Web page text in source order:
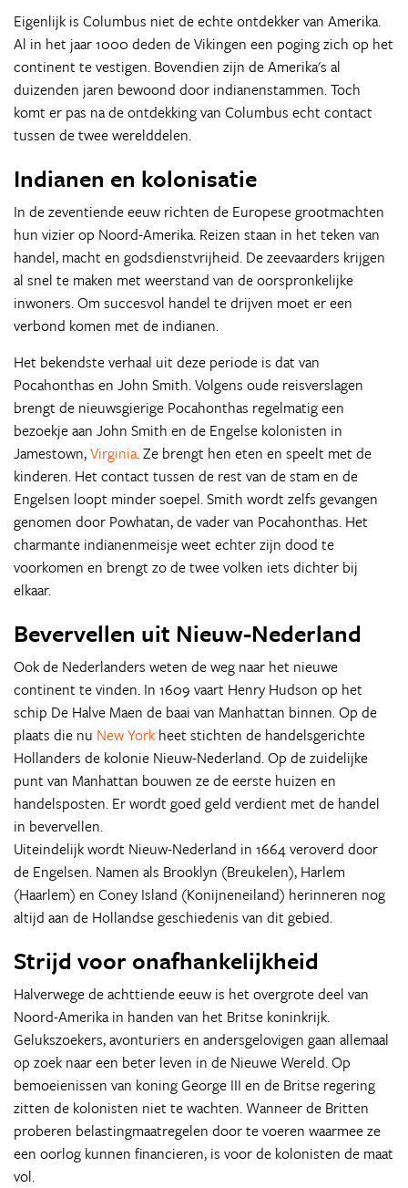
Eigenlijk is Columbus niet de echte ontdekker van Amerika.
Al in het jaar 1000 deden de Vikingen een poging zich op het
continent te vestigen. Bovendien zijn de Amerika's al
duizenden jaren bewoond door indianenstammen. Toch
komt er pas na de ontdekking van Columbus echt contact
tussen de twee werelddelen.
Indianen en kolonisatie
In de zeventiende eeuw richten de Europese grootmachten
hun vizier op Noord-Amerika. Reizen staan in het teken van
handel, macht en godsdienstvrijheid. De zeevaarders krijgen
al snel te maken met weerstand van de oorspronkelijke
inwoners. Om succesvol handel te drijven moet er een
verbond komen met de indianen.
Het bekendste verhaal uit deze periode is dat van
Pocahonthas en John Smith. Volgens oude reisverslagen
brengt de nieuwsgierige Pocahonthas regelmatig een
bezoekje aan John Smith en de Engelse kolonisten in
Jamestown,Virginia. Ze brengt hen eten en speelt met de
kinderen. Het contact tussen de rest van de stam en de
Engelsen loopt minder soepel. Smith wordt zelfs gevangen
genomen door Powhatan, de vader van Pocahonthas. Het
charmante indianenmeisje weet echter zijn dood te
voorkomen en brengt zo de twee volken iets dichter bij
elkaar.
Bevervellen uit Nieuw-Nederland
Ook de Nederlanders weten de weg naar het nieuwe
continent te vinden. In 1609 vaart Henry Hudson op het
schip De Halve Maen de baai van Manhattan binnen. Op de
plaats die nu New York heet stichten de handelsgerichte
Hollanders de kolonie Nieuw-Nederland. Op de zuidelijke
punt van Manhattan bouwen ze de eerste huizen en
handelsposten. Er wordt goed geld verdient met de handel
in bevervellen.
Uiteindelijk wordt Nieuw-Nederland in 1664 veroverd door
de Engelsen. Namen als Brooklyn (Breukelen), Harlem
(Haarlem) en Coney Island (Konijneneiland) herinneren nog
altijd aan de Hollandse geschiedenis van dit gebied.
Strijd voor onafhankelijkheid
Halverwege de achttiende eeuw is het overgrote deel van
Noord-Amerika in handen van het Britse koninkrijk.
Gelukszoekers, avonturiers en andersgelovigen gaan allemaal
op zoek naar een beter leven in de Nieuwe Wereld. Op
bemoeienissen van koning George III en de Britse regering
zitten de kolonisten niet te wachten. Wanneer de Britten
proberen belastingmaatregelen door te voeren waarmee ze
een oorlog kunnen financieren, is voor de kolonisten de maat
vol.